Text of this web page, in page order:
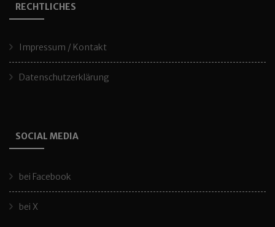
RECHTLICHES
Impressum / Kontakt
Datenschutzerklärung
SOCIAL MEDIA
bei Facebook
bei X